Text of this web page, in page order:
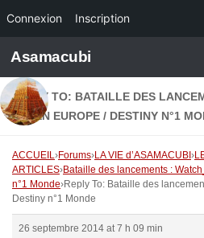
Connexion Inscription
Skip to content
Asamacubi
REPLY TO: BATAILLE DES
N°1 EN EUROPE / DESTINY N°1
ACCUEIL›Forums›LA VIE d’ASAMACUBI ›
ARTICLES›Bataille des lancements :
n°1 Monde›Reply To: Bataille des
Destiny n°1 Monde
26 septembre 2014 at 7 h 09 min